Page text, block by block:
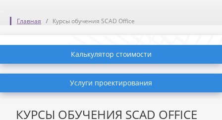
Главная Курсы обучения SCAD Office
Калькулятор стоимости
Услуги проектирования
КУРСЫ ОБУЧЕНИЯ SCAD OFFICE